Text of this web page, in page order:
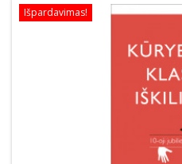
Išpardavimas!